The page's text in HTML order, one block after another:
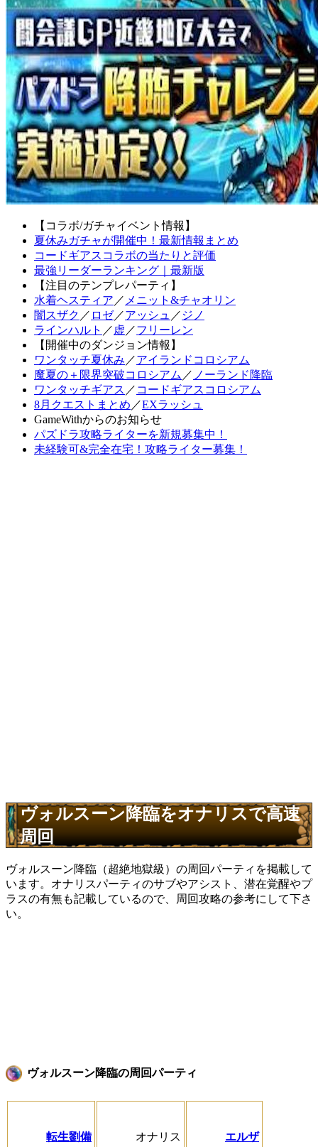
【コラボ/ガチャイベント情報】
夏休みガチャが開催中！最新情報まとめ
コードギアスコラボの当たりと評価
最強リーダーランキング｜最新版
【注目のテンプレパーティ】
水着ヘスティア ／ メニット&チャオリン
闇スザク ／ ロゼ／アッシュ ／ ジノ
ラインハルト ／ 虚 ／フリーレン
【開催中のダンジョン情報】
ワンタッチ夏休み ／アイランドコロシアム
魔夏の＋限界突破コロシアム ／ ノーランド降臨
ワンタッチギアス ／ コードギアスコロシアム
8月クエストまとめ ／EXラッシュ
GameWithからのお知らせ
パズドラ攻略ライターを新規募集中！
未経験可&完全在宅！攻略ライター募集！
ヴォルスーン降臨をオナリスで高速
周回
ヴォルスーン降臨（超絶地獄級）の周回パーティを掲載して
います。オナリスパーティのサブやアシスト、潜在覚醒やプ
ラスの有無も記載しているので、周回攻略の参考にして下さ
い。
ヴォルスーン降臨の周回パーティ
転生劉備 オナリス エルザ